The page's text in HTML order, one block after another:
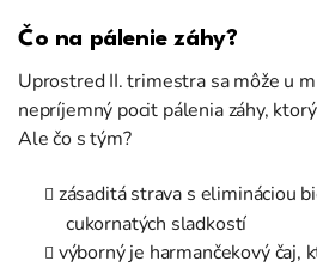
Čo na pálenie záhy?
Uprostred II. trimestra sa môže u
nepríjemný pocit pálenia záhy,
Ale čo s tým?
zásaditá strava s elimináciou
cukornatých sladkostí
výborný je harmančekový čaj,